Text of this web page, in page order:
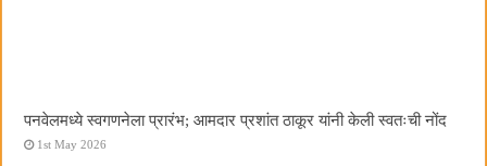
पनवेलमध्ये स्वगणनेला प्रारंभ; आमदार प्रशांत ठाकूर यांनी केली स्वतःची नोंद
1st May 2026